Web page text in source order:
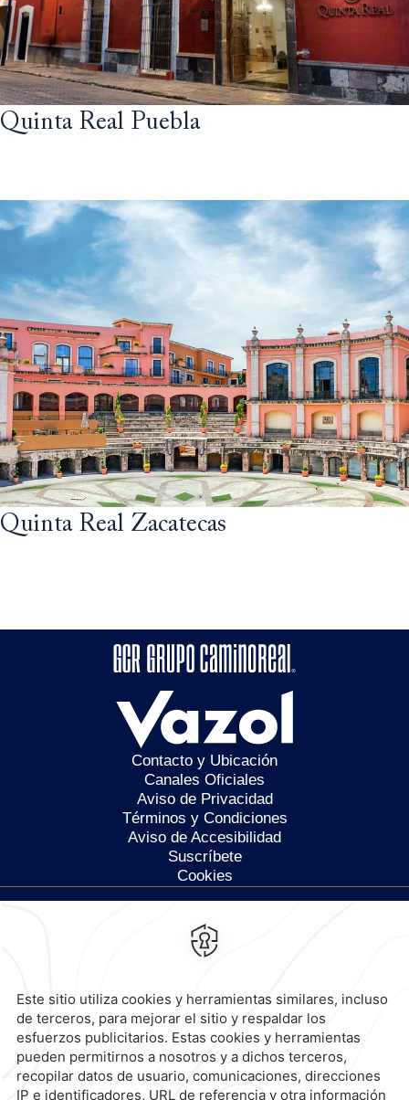
Quinta Real Puebla
Quinta Real Zacatecas
Contacto y Ubicación
Canales Oficiales
Aviso de Privacidad
Términos y Condiciones
Aviso de Accesibilidad
Suscríbete
Cookies
Calzada General Mariano
Escobedo 700,Anzures,
Reservaciones|800 901 2300
contacto@caminoreal.com
reservaciones@caminoreal.com